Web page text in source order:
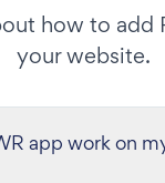
how to add
your website.
app work on